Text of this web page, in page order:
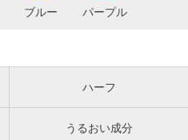
ブルー パープル
ハーフ
うるおい成分